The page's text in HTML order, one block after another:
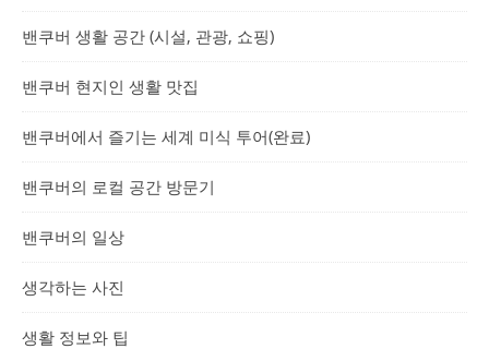
밴쿠버 생활 공간 (시설, 관광, 쇼핑)
밴쿠버 현지인 생활 맛집
밴쿠버에서 즐기는 세계 미식 투어(완료)
밴쿠버의 로컬 공간 방문기
밴쿠버의 일상
생각하는 사진
생활 정보와 팁